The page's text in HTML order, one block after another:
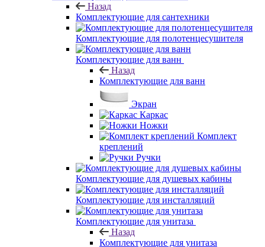
раковин
Биде
Назад
Биде
Биде подвесные
Биде напольные
Комплектующие для сантехники
Назад
Комплектующие для сантехники
Комплектующие для полотенцесушителя
Комплектующие для ванн
Назад
Комплектующие для ванн
Экран
Каркас
Ножки
Комплект
креплений
Ручки
Комплектующие для душевых кабины